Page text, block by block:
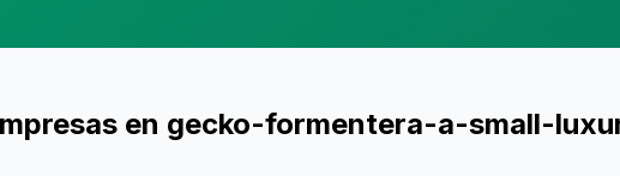
en gecko-formentera-a-small-